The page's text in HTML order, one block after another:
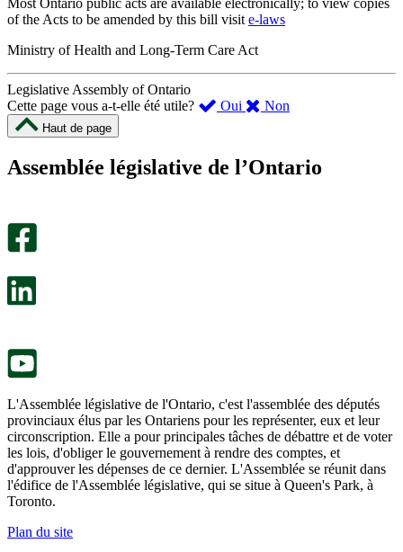
Most Ontario public acts are available electronically; to view copies
of the Acts to be amended by this bill visit e-laws
Ministry of Health and Long-Term Care Act
Legislative Assembly of Ontario
Cette page vous a-t-elle été utile?
Oui ,
été
Non
m’a
Haut de page
Assemblée législative de l’Ontario
L'Assemblée législative de l'Ontario, c'est l'assemblée des députés
provinciaux élus par les Ontariens pour les représenter, eux et leur
circonscription. Elle a pour principales tâches de débattre et de voter
les lois, d'obliger le gouvernement à rendre des comptes, et
d'approuver les dépenses de ce dernier. L'Assemblée se réunit dans
l'édifice de l'Assemblée législative, qui se situe à Queen's Park, à
Toronto.
Plan du site